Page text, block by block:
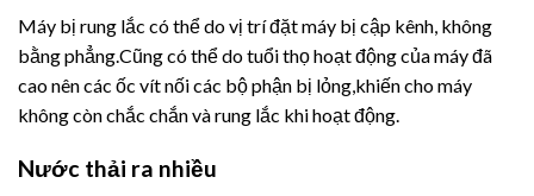
Máy bị rung lắc có thể do vị trí đặt máy bị cập kênh, không
bằng phẳng.Cũng có thể do tuổi thọ hoạt động của máy đã
cao nên các ốc vít nối các bộ phận bị lỏng,khiến cho máy
không còn chắc chắn và rung lắc khi hoạt động.
Nước thải ra nhiều